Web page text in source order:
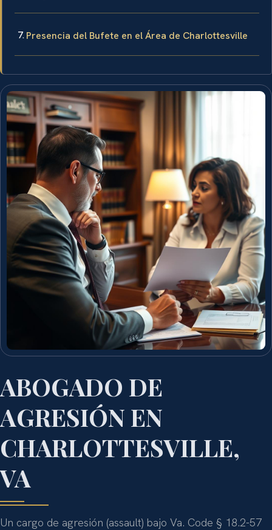
Presencia del Bufete en el Área de Charlottesville
ABOGADO DE
AGRESIÓN EN
CHARLOTTESVILLE,
VA
Un cargo de agresión (assault) bajo Va. Code § 18.2-57